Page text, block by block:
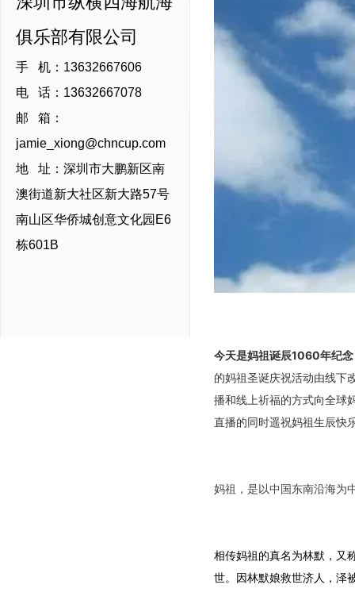
俱乐部有限公司
手 机：13632667606
电 话：13632667078
邮 箱：
jamie_xiong@chncup.com
地 址：深圳市大鹏新区南
澳街道新大社区新大路57号
南山区华侨城创意文化园E6
栋601B
今天是妈祖诞辰1060年纪
的妈祖圣诞庆祝活动由线下
播和线上祈福的方式向全球
直播的同时遥祝妈祖生辰快
妈祖，是以中国东南沿海为
相传妈祖的真名为林默，又
世。因林默娘救世济人，泽